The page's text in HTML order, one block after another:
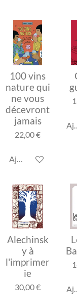
100 vins
nature qui
ne vous
décevront
jamais
22,00 €
Ajouter au panier
Alechinsk
y à
l'imprimer
ie
30,00 €